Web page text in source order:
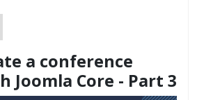
a conference
Joomla Core - Part 3